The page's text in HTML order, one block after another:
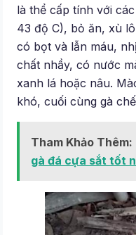
là thể cấp tính với
43 độ C), bỏ ăn, xù
có bọt và lẫn máu,
chất nhầy, có nước
xanh lá hoặc nâu.
khó, cuối cùng gà
Tham Khảo Thêm:
gà đá cựa sắt tốt